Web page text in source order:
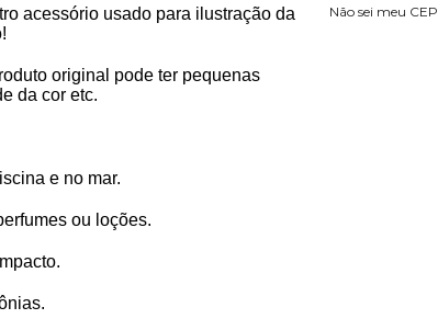
acessório usado para ilustração da
original pode ter pequenas
da cor etc.
e no mar.
ou loções.
Não sei meu CEP